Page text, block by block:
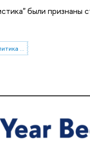
были признаны
Магистерская программа «Аналитика данных и прикладная статистика / Data Analytics and Social Statistics»